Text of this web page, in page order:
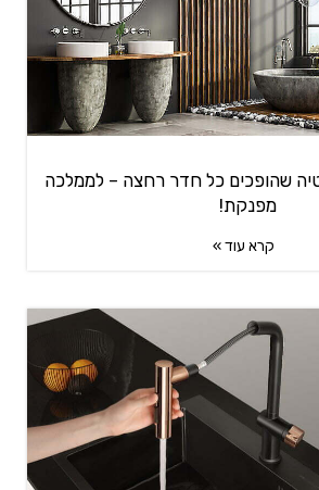
שהופכים כל חדר רחצה – לממלכה
מפנקת!
קרא עוד »